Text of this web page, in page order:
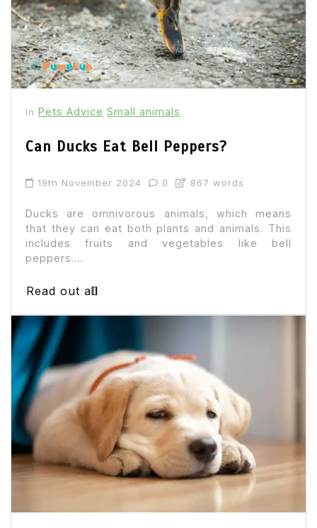
In Pets Advice Small animals
Can Ducks Eat Bell Peppers?
19th November 2024 0 867 words
Ducks are omnivorous animals, which means
that they can eat both plants and animals. This
includes fruits and vegetables like bell
peppers....
Read out all